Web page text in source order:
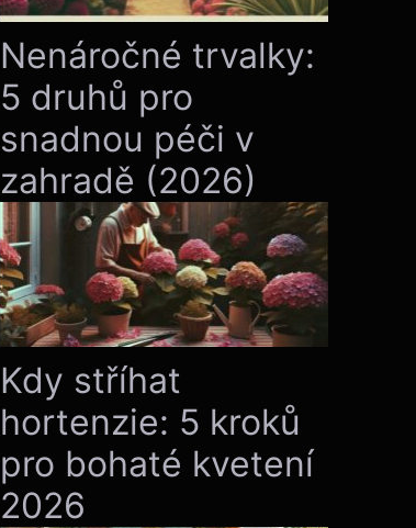
Nenáročné trvalky:
5 druhů pro
snadnou péči v
zahradě (2026)
Kdy stříhat
hortenzie: 5 kroků
pro bohaté kvetení
2026